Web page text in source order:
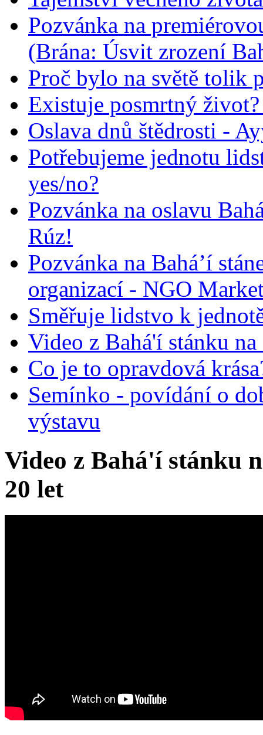
Pozvánka na
(Brána: Úsvit zrození
Proč bylo na světě tolik
Existuje posmrtný
Oslava dnů štědrosti -
Potřebujeme jednotu
yes/no?
Pozvánka na oslavu
Rúz!
Pozvánka na Bahá’í
organizací - NGO
Směřuje lidstvo k
Video z Bahá'í stánku
Co je to opravdová
Semínko - povídání o
výstavu
Video z Bahá'í stánku
20 let